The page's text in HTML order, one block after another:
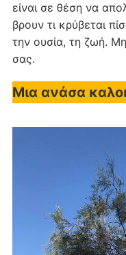
είναι σε θέση να
βρουν τι κρύβεται
την ουσία, τη ζωή.
σας.
Μια ανάσα